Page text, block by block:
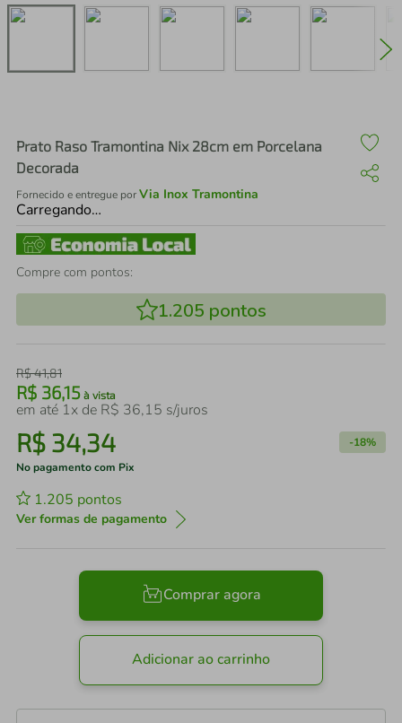
Prato Raso Tramontina Nix 28cm em Porcelana
Decorada
Fornecido e entregue porVia Inox Tramontina
Carregando…
Compre com pontos:
1.205 pontos
R$41,81
R$ 36,15 à vista
em até 1x de R$ 36,15 s/juros
R$ 34,34 -18%
No pagamento com Pix
1.205 pontos
Ver formas de pagamento
Comprar agora
Adicionar ao carrinho
3º perfume